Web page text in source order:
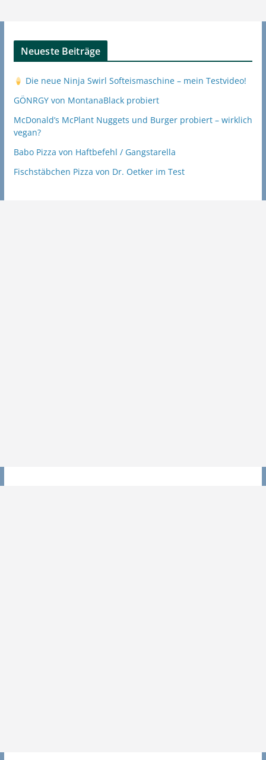
Neueste Beiträge
Die neue Ninja Swirl Softeismaschine – mein Testvideo!
GÖNRGY von MontanaBlack probiert
McDonald’s McPlant Nuggets und Burger probiert – wirklich
vegan?
Babo Pizza von Haftbefehl / Gangstarella
Fischstäbchen Pizza von Dr. Oetker im Test